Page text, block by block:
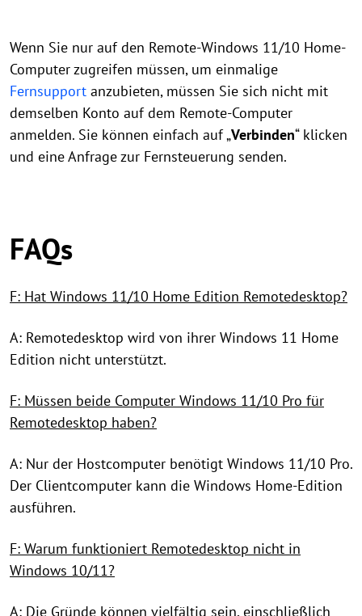
Wenn Sie nur auf den Remote-Windows 11/10 Home-
Computer zugreifen müssen, um einmalige
Fernsupport anzubieten, müssen Sie sich nicht mit
demselben Konto auf dem Remote-Computer
anmelden. Sie können einfach auf „Verbinden“ klicken
und eine Anfrage zur Fernsteuerung senden.
FAQs
F: Hat Windows 11/10 Home Edition Remotedesktop?
A: Remotedesktop wird von ihrer Windows 11 Home
Edition nicht unterstützt.
F: Müssen beide Computer Windows 11/10 Pro für
Remotedesktop haben?
A: Nur der Hostcomputer benötigt Windows 11/10 Pro.
Der Clientcomputer kann die Windows Home-Edition
ausführen.
F: Warum funktioniert Remotedesktop nicht in
Windows 10/11?
A: Die Gründe können vielfältig sein, einschließlich